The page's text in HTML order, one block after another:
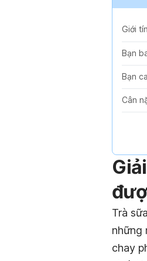
Giới
Bạn
Bạn
Cân
Trà
những
chay